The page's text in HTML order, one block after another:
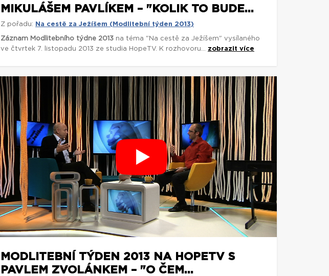
MIKULÁŠEM PAVLÍKEM – "KOLIK TO BUDE...
Z pořadu: Na cestě za Ježíšem (Modlitební týden 2013)
Záznam Modlitebního týdne 2013 na téma "Na cestě za Ježíšem" vysílaného
ve čtvrtek 7. listopadu 2013 ze studia HopeTV. K rozhovoru... zobrazit více
MODLITEBNÍ TÝDEN 2013 NA HOPETV S
PAVLEM ZVOLÁNKEM – "O ČEM...